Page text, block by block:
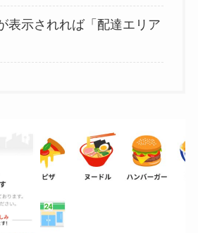
表示されれば「配達エリア